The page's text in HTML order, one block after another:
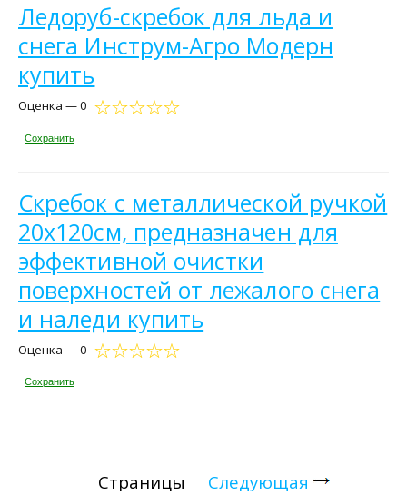
Ледоруб-скребок для льда и
снега Инструм-Агро Модерн
купить
Оценка — 0
Сохранить
Скребок с металлической ручкой
20х120см, предназначен для
эффективной очистки
поверхностей от лежалого снега
и наледи купить
Оценка — 0
Сохранить
Страницы
Следующая